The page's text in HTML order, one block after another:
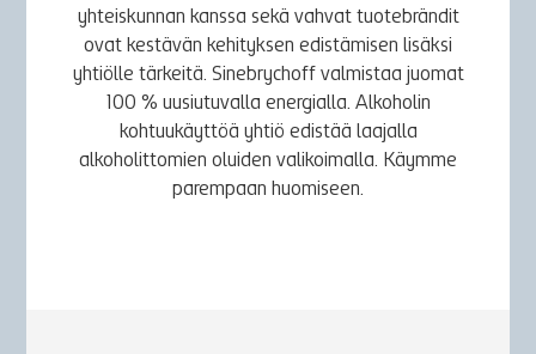
yhteiskunnan kanssa sekä vahvat tuotebrändit
ovat kestävän kehityksen edistämisen lisäksi
yhtiölle tärkeitä. Sinebrychoff valmistaa juomat
100 % uusiutuvalla energialla. Alkoholin
kohtuukäyttöä yhtiö edistää laajalla
alkoholittomien oluiden valikoimalla. Käymme
parempaan huomiseen.